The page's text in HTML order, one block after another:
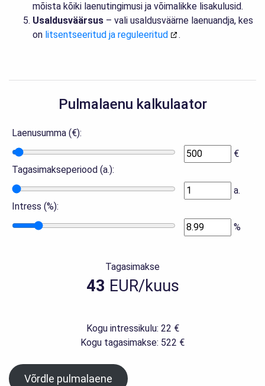
mõista kõiki laenutingimusi ja võimalikke lisakulusid.
Usaldusväärsus – vali usaldusväärne laenuandja, kes
on litsentseeritud ja reguleeritud .
Pulmalaenu kalkulaator
Laenusumma (€):
€
Tagasimakseperiood (a.):
a.
Intress (%):
%
Tagasimakse
43 EUR/kuus
Kogu intressikulu: 22 €
Kogu tagasimakse: 522 €
Võrdle pulmalaene